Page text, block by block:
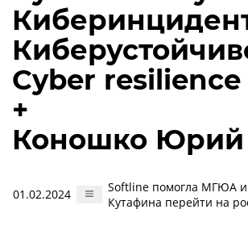
Cyber resilience
+
Коношко Юрий
01.02.2024
Softline помогла МГЮА
Кутафина перейти на